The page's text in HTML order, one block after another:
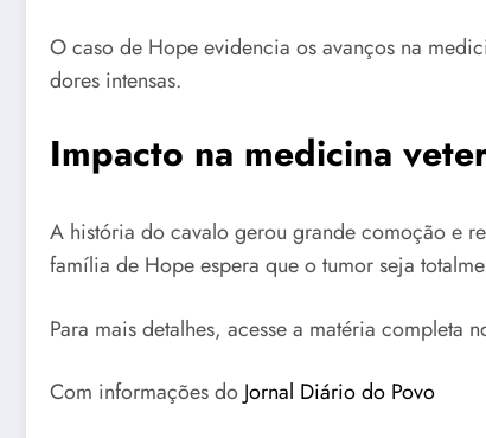
O caso de Hope evidencia os avanços na
dores intensas.
Impacto na medicina
A história do cavalo gerou grande comoção e
família de Hope espera que o tumor seja
Para mais detalhes, acesse a matéria completa
Com informações do Jornal Diário do Povo